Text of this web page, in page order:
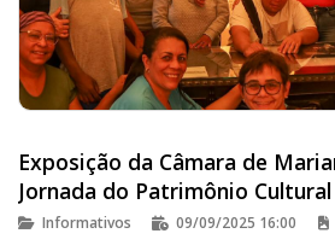
Exposição da Câmara de
Jornada do Patrimônio
Informativos 09/09/2025 16:00